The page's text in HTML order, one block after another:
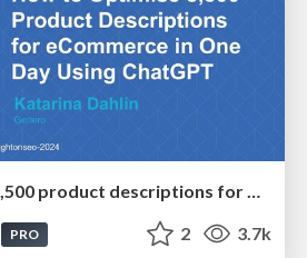
How to optimise 3,500 product descriptions for ecommerce in one day using ChatGPT
PRO 2 3.7k